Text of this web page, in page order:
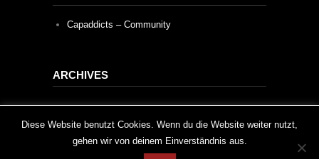
Capaddicts – Community
ARCHIVES
Archives
This website uses cookies to improve your experience. We'll
assume you're ok with this, but you can opt-out if you wish.
Diese Website benutzt Cookies. Wenn du die Website weiter nutzt,
gehen wir von deinem Einverständnis aus.